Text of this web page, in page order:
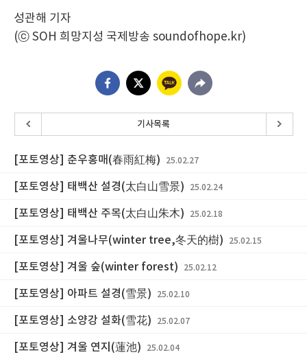
성관해 기자
(ⓒ SOH 희망지성 국제방송 soundofhope.kr)
기사목록
[포토영상] 춘우홍매(春雨紅梅) 25.02.27
[포토영상] 태백산 설경(太白山雪景) 25.02.24
[포토영상] 태백산 주목(太白山朱木) 25.02.18
[포토영상] 겨울나무(winter tree,冬天的樹) 25.02.15
[포토영상] 겨울 숲(winter forest) 25.02.12
[포토영상] 아파트 설경(雪景) 25.02.10
[포토영상] 소양강 설화(雪花) 25.02.07
[포토영상] 겨울 연지(蓮池) 25.02.04